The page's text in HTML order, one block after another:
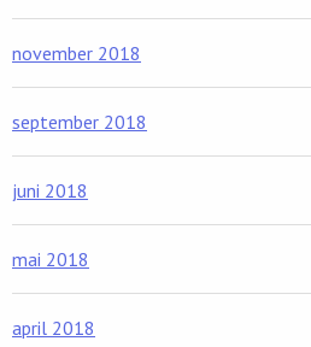
november 2018
september 2018
juni 2018
mai 2018
april 2018